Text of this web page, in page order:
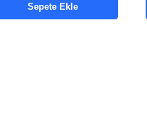
Sepete Ekle